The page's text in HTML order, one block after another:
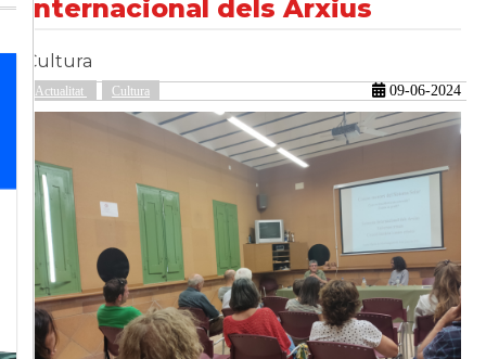
Internacional dels Arxius
Cultura
Actualitat Cultura 09-06-2024